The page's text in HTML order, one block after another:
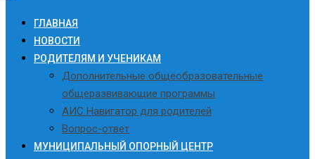
ГЛАВНАЯ
НОВОСТИ
РОДИТЕЛЯМ И УЧЕНИКАМ
Дополнительные общеобразовательные
общеразвивающие программы
АИС Навигатор для родителей
Вопрос-ответ
МУНИЦИПАЛЬНЫЙ ОПОРНЫЙ ЦЕНТР